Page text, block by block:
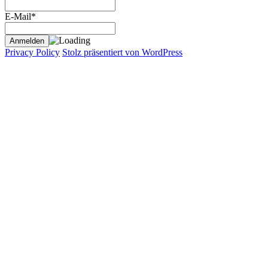
E-Mail*
Privacy Policy Stolz präsentiert von WordPress